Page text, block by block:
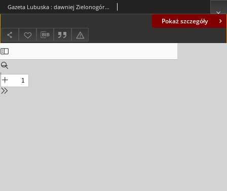
Pokaż szczegóły
Gazeta Lubuska : dawniej Zielonogórska-Gorzowska R. XLII [właśc. XLIII], nr 158 (8 lipca 1994). - Wyd. 1